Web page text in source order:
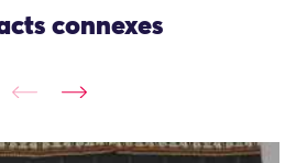
connexes